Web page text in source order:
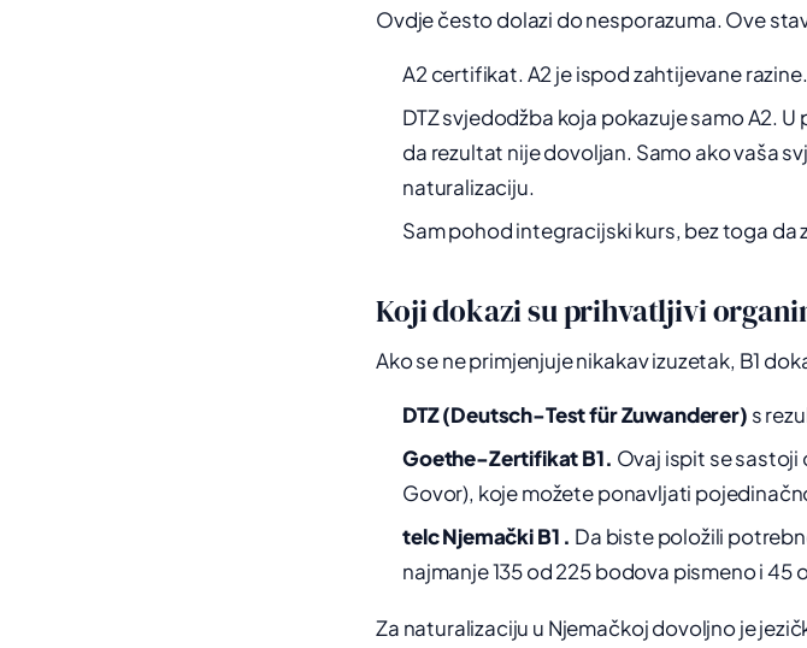
Ovdje često dolazi do nesporazuma. Ove
A2 certifikat. A2 je ispod zahtijevane razine.
DTZ svjedodžba koja pokazuje samo A2.
da rezultat nije dovoljan. Samo ako vaša
naturalizaciju.
Sam pohod integracijski kurs, bez toga da
Koji dokazi su prihvatljivi
Ako se ne primjenjuje nikakav izuzetak, B1
DTZ (Deutsch-Test für Zuwanderer) s
Goethe-Zertifikat B1. Ovaj ispit se sastoji
Govor), koje možete ponavljati
telc Njemački B1 . Da biste položili
najmanje 135 od 225 bodova pismeno i 45
Za naturalizaciju u Njemačkoj dovoljno je